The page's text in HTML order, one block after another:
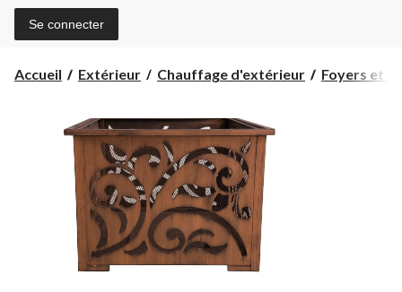
Se connecter
Accueil Extérieur Chauffage d'extérieur Foyers et